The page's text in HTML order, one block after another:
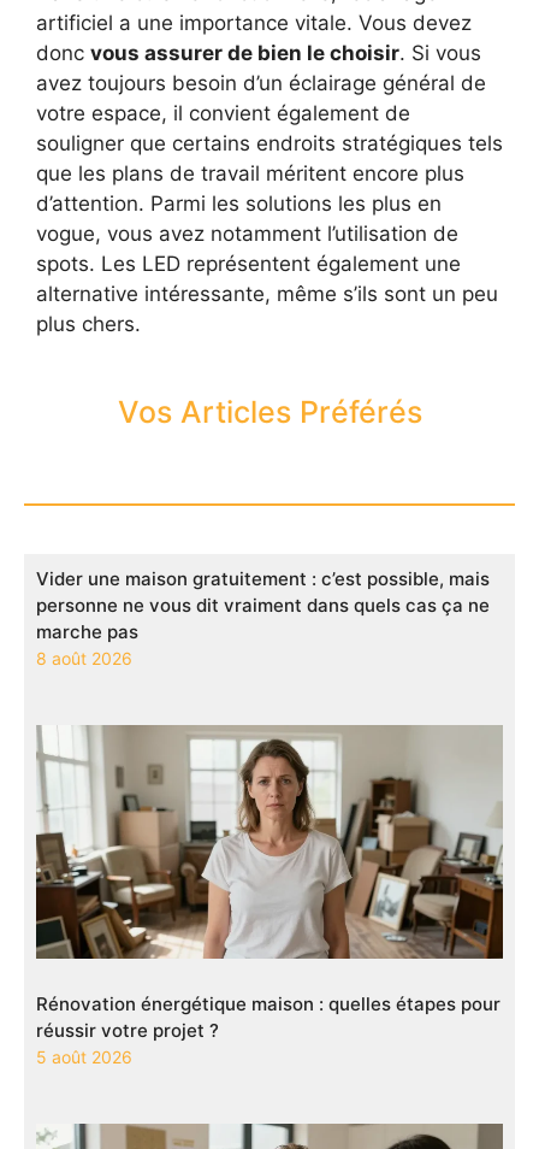
artificiel a une importance vitale. Vous devez
donc vous assurer de bien le choisir. Si vous
avez toujours besoin d’un éclairage général de
votre espace, il convient également de
souligner que certains endroits stratégiques tels
que les plans de travail méritent encore plus
d’attention. Parmi les solutions les plus en
vogue, vous avez notamment l’utilisation de
spots. Les LED représentent également une
alternative intéressante, même s’ils sont un peu
plus chers.
Vos Articles Préférés
Vider une maison gratuitement : c’est possible, mais
personne ne vous dit vraiment dans quels cas ça ne
marche pas
8 août 2026
Rénovation énergétique maison : quelles étapes pour
réussir votre projet ?
5 août 2026